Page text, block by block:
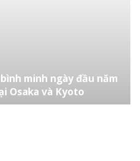
minh ngày đầu năm
Osaka và Kyoto